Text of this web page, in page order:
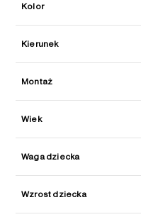
Kolor
Kierunek
Montaż
Wiek
Waga dziecka
Wzrost dziecka